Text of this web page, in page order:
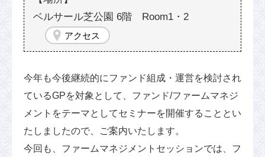
ベルサール芝公園 6階 Room1・2
アクセス
今年も今後継続的にファンド組成・運営を検討され
ているGPを対象として、ファンド/ファームマネジ
メントをテーマとしてセミナーを開催することとい
たしましたので、ご案内いたします。
今回も、ファームマネジメントセッションでは、フ